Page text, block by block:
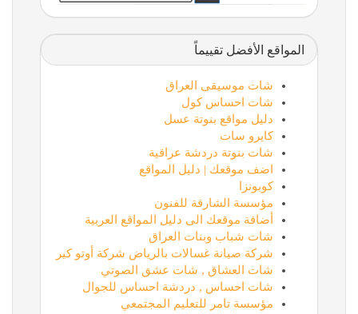
المواقع الأفضل تقييماً
شات موسيقى العراق
شات احساس كول
دليل مواقع بنوتة عسل
كايرو سات
شات بنوتة دردشة عراقية
اضف موقعك | دليل المواقع
كوبونزا
مؤسسة الشارقة للفنون
أضافة موقعك الى دليل المواقع العربية
شات شباب وبنات العراق
شركة صيانة غسالات بالرياض شركة أوتو كير
شات العشاق , شات عشق الصوتي
شات احساس , دردشة احساس للجوال
مؤسسة تامر للتعليم المجتمعي